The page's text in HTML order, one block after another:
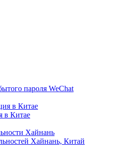
пароля WeChat
в Китае
Хайнань, Китай